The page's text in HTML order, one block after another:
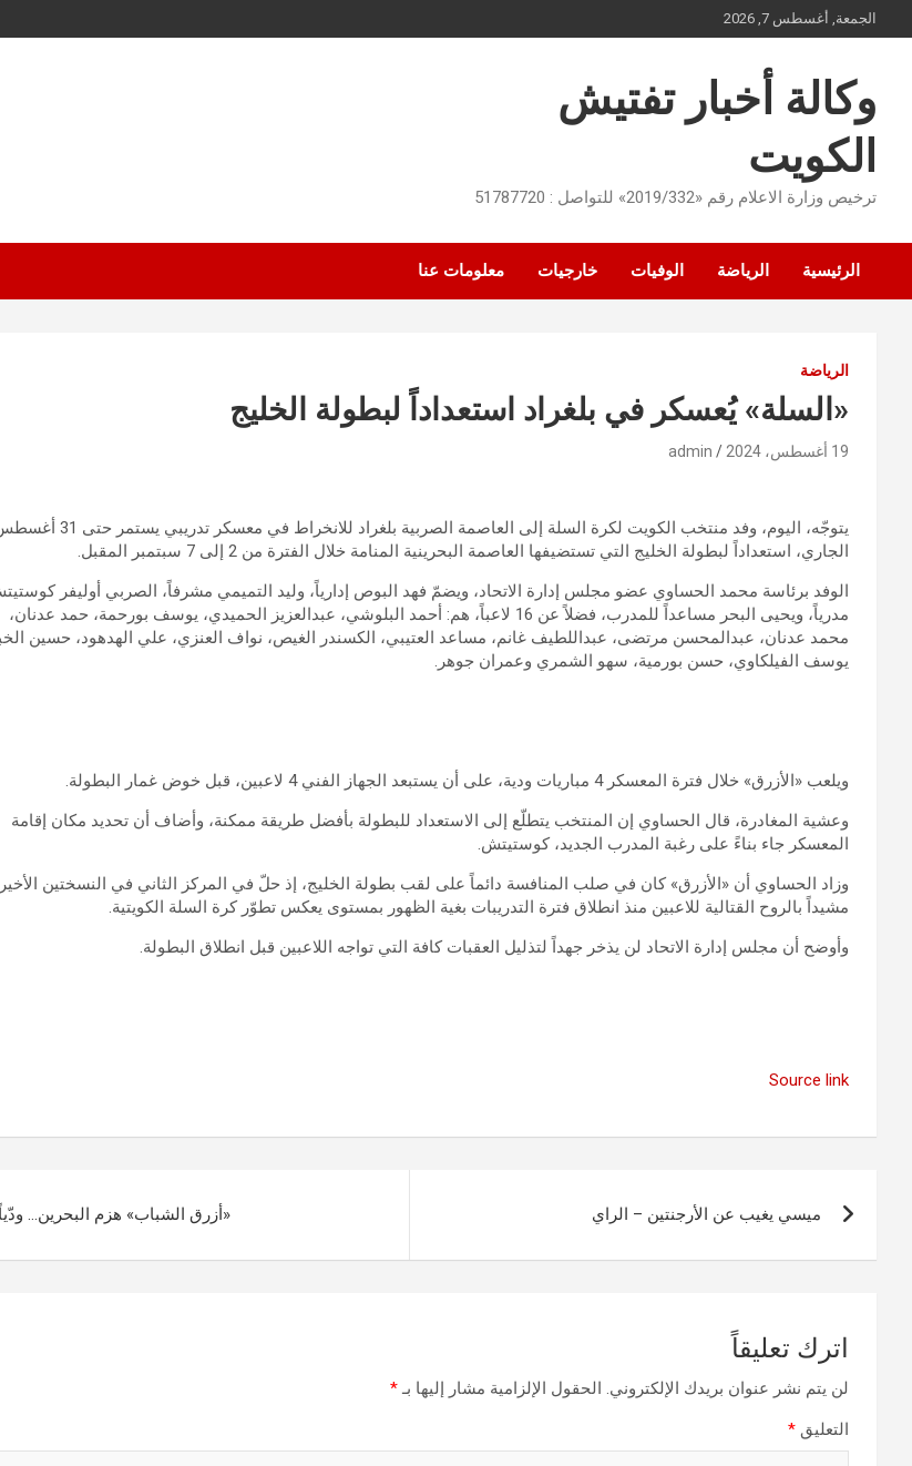
to
الجمعة, أغسطس 7, 2026
وكالة أخبار تفتيش
الكويت
ترخيص وزارة الاعلام رقم «2019/332» للتواصل : 51787720
الرئيسية الرياضة الوفيات خارجيات معلومات عنا
الرياضة
«السلة» يُعسكر في بلغراد استعداداً لبطولة الخليج
19 أغسطس، 2024 admin
يتوجّه، اليوم، وفد منتخب الكويت لكرة السلة إلى العاصمة الصربية بلغراد للانخراط في معسكر تدريبي
الجاري، استعداداً لبطولة الخليج التي تستضيفها العاصمة البحرينية المنامة خلال الفترة من 2 إلى 7 سبتمبر المقبل.
الوفد برئاسة محمد الحساوي عضو مجلس إدارة الاتحاد، ويضمّ فهد البوص إدارياً، وليد التميمي مشرفاً، الصربي أوليفر
مدرياً، ويحيى البحر مساعداً للمدرب، فضلاً عن 16 لاعباً، هم: أحمد البلوشي، عبدالعزيز الحميدي، يوسف بورحمة، حمد عدنان،
محمد عدنان، عبدالمحسن مرتضى، عبداللطيف غانم، مساعد العتيبي، الكسندر الغيص، نواف العنزي، علي الهدهود، حسين
يوسف الفيلكاوي، حسن بورمية، سهو الشمري وعمران جوهر.
ويلعب «الأزرق» خلال فترة المعسكر 4 مباريات ودية، على أن يستبعد الجهاز الفني 4 لاعبين، قبل خوض غمار البطولة.
وعشية المغادرة، قال الحساوي إن المنتخب يتطلّع إلى الاستعداد للبطولة بأفضل طريقة ممكنة، وأضاف أن تحديد مكان إقامة
المعسكر جاء بناءً على رغبة المدرب الجديد، كوستيتش.
وزاد الحساوي أن «الأزرق» كان في صلب المنافسة دائماً على لقب بطولة الخليج، إذ حلّ في المركز الثاني في النسختين
مشيداً بالروح القتالية للاعبين منذ انطلاق فترة التدريبات بغية الظهور بمستوى يعكس تطوّر كرة السلة الكويتية.
وأوضح أن مجلس إدارة الاتحاد لن يذخر جهداً لتذليل العقبات كافة التي تواجه اللاعبين قبل انطلاق البطولة.
Source link
المقالات
ميسي يغيب عن الأرجنتين – الراي «أزرق الشباب» هزم البحرين… ودّياً
اترك تعليقاً
لن يتم نشر عنوان بريدك الإلكتروني. الحقول الإلزامية مشار إليها بـ*
التعليق *